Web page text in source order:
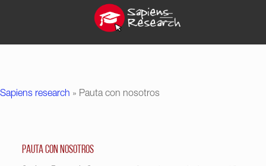
Sapiens research » Pauta con nosotros
Pauta con nosotros